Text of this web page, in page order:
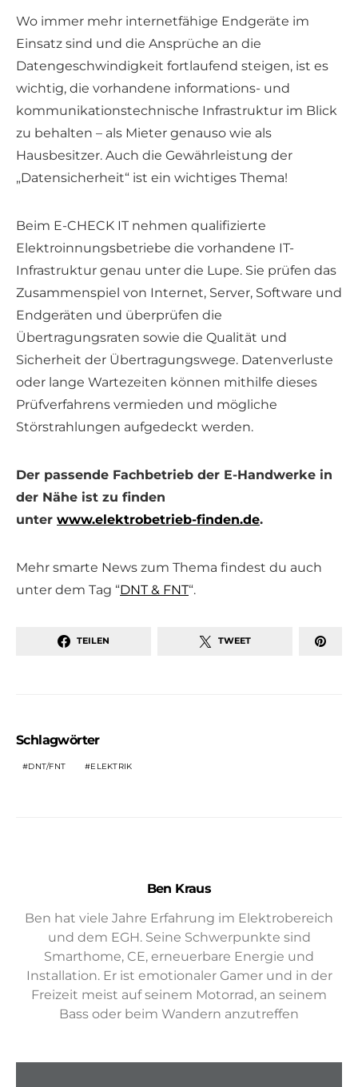
Wo immer mehr internetfähige Endgeräte im
Einsatz sind und die Ansprüche an die
Datengeschwindigkeit fortlaufend steigen, ist es
wichtig, die vorhandene informations- und
kommunikationstechnische Infrastruktur im Blick
zu behalten – als Mieter genauso wie als
Hausbesitzer. Auch die Gewährleistung der
„Datensicherheit“ ist ein wichtiges Thema!
Beim E-CHECK IT nehmen qualifizierte
Elektroinnungsbetriebe die vorhandene IT-
Infrastruktur genau unter die Lupe. Sie prüfen das
Zusammenspiel von Internet, Server, Software und
Endgeräten und überprüfen die
Übertragungsraten sowie die Qualität und
Sicherheit der Übertragungswege. Datenverluste
oder lange Wartezeiten können mithilfe dieses
Prüfverfahrens vermieden und mögliche
Störstrahlungen aufgedeckt werden.
Der passende Fachbetrieb der E-Handwerke in
der Nähe ist zu finden
unter www.elektrobetrieb-finden.de.
Mehr smarte News zum Thema findest du auch
unter dem Tag “DNT & FNT“.
TEILEN TWEET
Schlagwörter
DNT/FNT ELEKTRIK
Ben Kraus
Ben hat viele Jahre Erfahrung im Elektrobereich
und dem EGH. Seine Schwerpunkte sind
Smarthome, CE, erneuerbare Energie und
Installation. Er ist emotionaler Gamer und in der
Freizeit meist auf seinem Motorrad, an seinem
Bass oder beim Wandern anzutreffen